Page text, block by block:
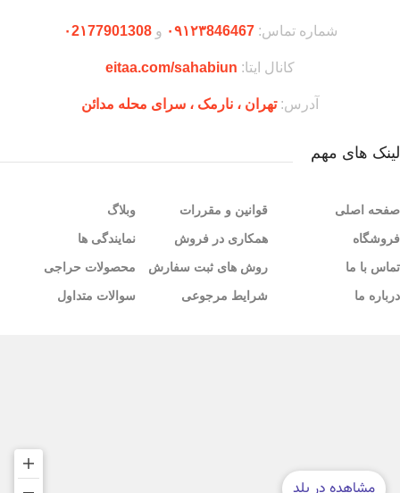
شماره تماس:۰۹۱۲۳846467 و۰2۱77901308
کانال ایتا: eitaa.com/sahabiun
آدرس:تهران ،‌ نارمک ، سرای محله مدائن
لینک های مهم
صفحه اصلی
فروشگاه
تماس با ما
درباره ما
قوانین و مقررات
همکاری در فروش
روش های ثبت سفارش
شرایط مرجوعی
وبلاگ
نمایندگی ها
محصولات حراجی
سوالات متداول